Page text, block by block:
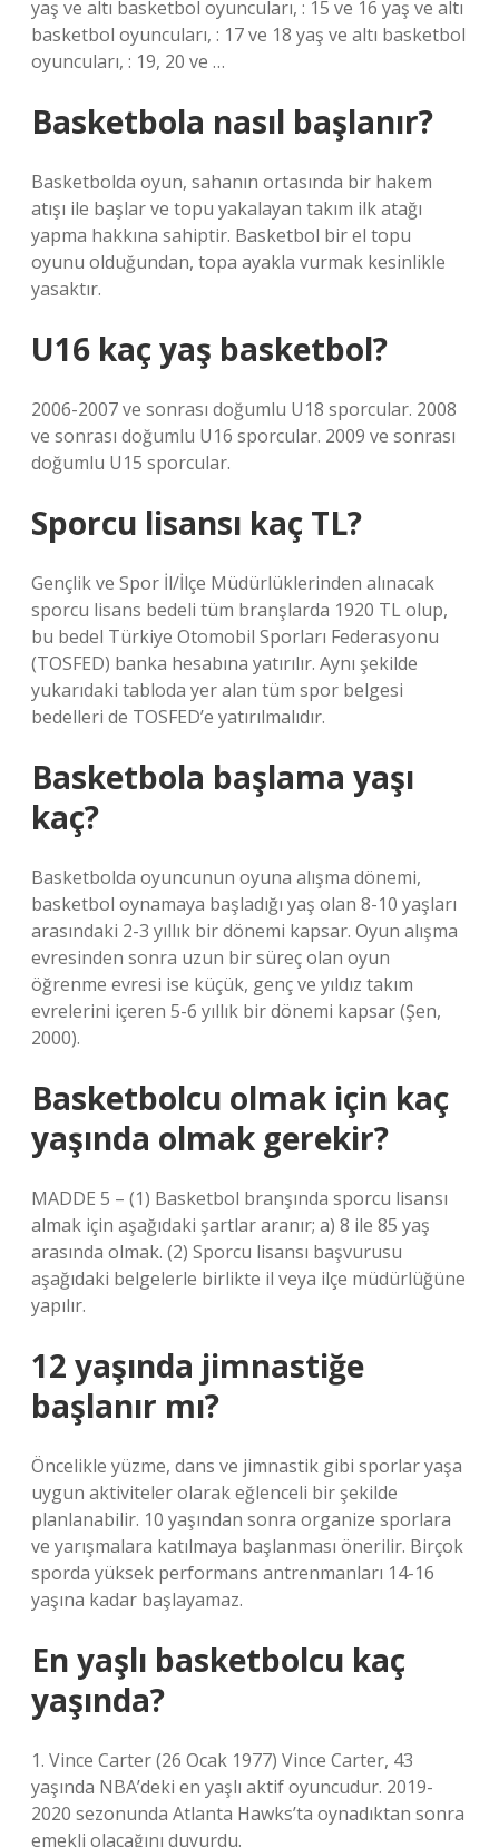
yaş ve altı basketbol oyuncuları, : 15 ve 16 yaş ve altı
basketbol oyuncuları, : 17 ve 18 yaş ve altı basketbol
oyuncuları, : 19, 20 ve …
Basketbola nasıl başlanır?
Basketbolda oyun, sahanın ortasında bir hakem
atışı ile başlar ve topu yakalayan takım ilk atağı
yapma hakkına sahiptir. Basketbol bir el topu
oyunu olduğundan, topa ayakla vurmak kesinlikle
yasaktır.
U16 kaç yaş basketbol?
2006-2007 ve sonrası doğumlu U18 sporcular. 2008
ve sonrası doğumlu U16 sporcular. 2009 ve sonrası
doğumlu U15 sporcular.
Sporcu lisansı kaç TL?
Gençlik ve Spor İl/İlçe Müdürlüklerinden alınacak
sporcu lisans bedeli tüm branşlarda 1920 TL olup,
bu bedel Türkiye Otomobil Sporları Federasyonu
(TOSFED) banka hesabına yatırılır. Aynı şekilde
yukarıdaki tabloda yer alan tüm spor belgesi
bedelleri de TOSFED’e yatırılmalıdır.
Basketbola başlama yaşı
kaç?
Basketbolda oyuncunun oyuna alışma dönemi,
basketbol oynamaya başladığı yaş olan 8-10 yaşları
arasındaki 2-3 yıllık bir dönemi kapsar. Oyun alışma
evresinden sonra uzun bir süreç olan oyun
öğrenme evresi ise küçük, genç ve yıldız takım
evrelerini içeren 5-6 yıllık bir dönemi kapsar (Şen,
2000).
Basketbolcu olmak için kaç
yaşında olmak gerekir?
MADDE 5 – (1) Basketbol branşında sporcu lisansı
almak için aşağıdaki şartlar aranır; a) 8 ile 85 yaş
arasında olmak. (2) Sporcu lisansı başvurusu
aşağıdaki belgelerle birlikte il veya ilçe müdürlüğüne
yapılır.
12 yaşında jimnastiğe
başlanır mı?
Öncelikle yüzme, dans ve jimnastik gibi sporlar yaşa
uygun aktiviteler olarak eğlenceli bir şekilde
planlanabilir. 10 yaşından sonra organize sporlara
ve yarışmalara katılmaya başlanması önerilir. Birçok
sporda yüksek performans antrenmanları 14-16
yaşına kadar başlayamaz.
En yaşlı basketbolcu kaç
yaşında?
1. Vince Carter (26 Ocak 1977) Vince Carter, 43
yaşında NBA’deki en yaşlı aktif oyuncudur. 2019-
2020 sezonunda Atlanta Hawks’ta oynadıktan sonra
emekli olacağını duyurdu.